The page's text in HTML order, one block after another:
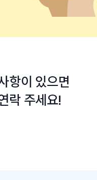
항이 있으면
락 주세요!